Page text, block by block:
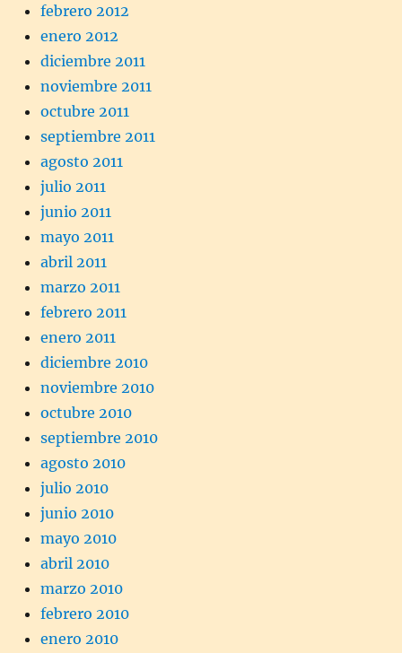
febrero 2012
enero 2012
diciembre 2011
noviembre 2011
octubre 2011
septiembre 2011
agosto 2011
julio 2011
junio 2011
mayo 2011
abril 2011
marzo 2011
febrero 2011
enero 2011
diciembre 2010
noviembre 2010
octubre 2010
septiembre 2010
agosto 2010
julio 2010
junio 2010
mayo 2010
abril 2010
marzo 2010
febrero 2010
enero 2010